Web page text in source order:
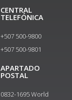
CENTRAL
TELEFÓNICA
+507 500-9800
+507 500-9801​
APARTADO
POSTAL
0832-1695 World